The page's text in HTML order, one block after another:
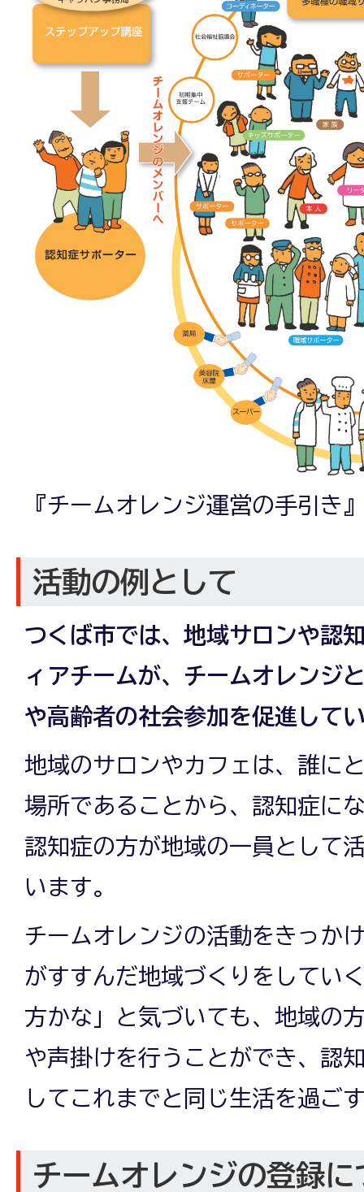
『チームオレンジ運営の手引き
活動の例として
つくば市では、地域サロンや認
ィアチームが、チームオレンジ
や高齢者の社会参加を促進して
地域のサロンやカフェは、誰に
場所であることから、認知症に
認知症の方が地域の一員として
います。
チームオレンジの活動をきっか
がすすんだ地域づくりをしてい
方かな」と気づいても、地域の
や声掛けを行うことができ、認
してこれまでと同じ生活を過ご
チームオレンジの登録に